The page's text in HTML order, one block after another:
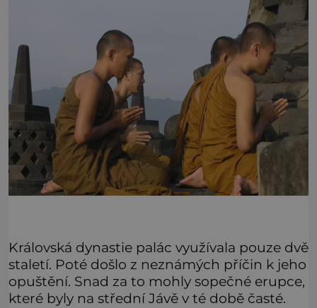
Královská dynastie palác využívala pouze dvě
staletí. Poté došlo z neznámých příčin k jeho
opuštění. Snad za to mohly sopečné erupce,
které byly na střední Jávě v té době časté.